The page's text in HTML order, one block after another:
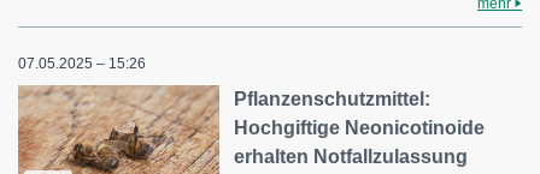
mehr
07.05.2025 – 15:26
Pflanzenschutzmittel:
Hochgiftige Neonicotinoide
erhalten Notfallzulassung